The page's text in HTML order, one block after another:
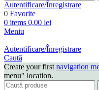
Autentificare/Înregistrare
0 Favorite
0 items 0,00 lei
Meniu
Autentificare/Înregistrare
Caută
Create your first navigation
menu" location.